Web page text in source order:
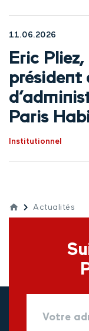
11.06.2026
Eric Pliez,
président
Paris
Institutionnel
Actualités